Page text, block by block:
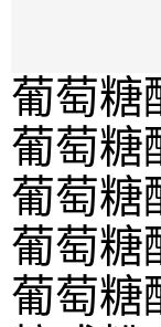
葡萄糖
葡萄糖
葡萄糖
葡萄糖
葡萄糖